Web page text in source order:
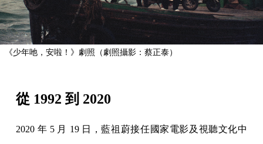
《少年吔，安啦！》劇照（劇照攝影：蔡正泰）
從 1992 到 2020
2020 年 5 月 19 日，藍祖蔚接任國家電影及視聽文化中